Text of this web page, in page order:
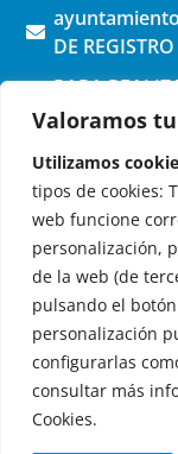
Valoramos
Utilizamos
tipos de cookies:
web funcione
personalización,
de la web (de
pulsando el
personalización
configurarlas
consultar más
Cookies.
DE
PARA
OTERO DE
© 2026